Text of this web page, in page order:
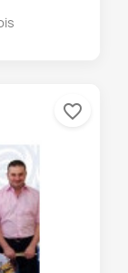
favorite_border